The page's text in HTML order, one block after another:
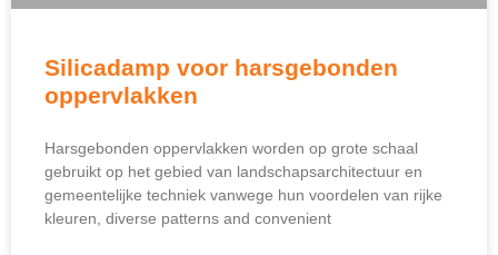
Silicadamp voor harsgebonden
oppervlakken
Harsgebonden oppervlakken worden op grote schaal
gebruikt op het gebied van landschapsarchitectuur en
gemeentelijke techniek vanwege hun voordelen van rijke
kleuren, diverse patterns and convenient